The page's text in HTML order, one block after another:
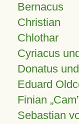
Bernacus
Christian
Chlothar
Cyriacus
Donatus
Eduard
Finian Cam
Sebastian